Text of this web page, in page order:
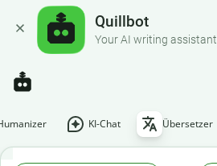
Quillbot
Your AI writing assistant
KI-Chat Übersetzer